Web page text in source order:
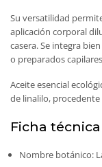
Su versatilidad
aplicación corporal
casera. Se integra
o preparados
Aceite esencial
de linalilo, procedente
Ficha técnica
Nombre botánico: